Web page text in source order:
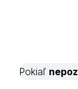
Pokiaľ